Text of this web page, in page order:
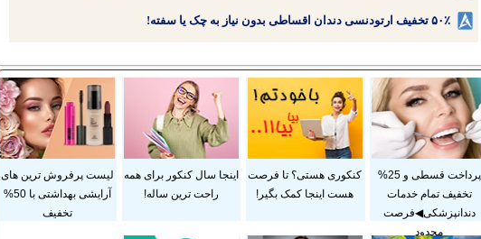
۵۰٪ تخفیف ارتودنسی دندان اقساطی بدون نیاز به چک یا سفته!
پرداخت قسطی و 25%
تخفیف تمام خدمات
دندانپزشکی◀فرصت
محدود
کنکوری هستی؟ تا فرصت
هست اینجا کمک بگیر!
اینجا سال کنکور برای همه
راحت ترین ساله!
لیست پرفروش ترین های
آرایشی بهداشتی با 50%
تخفیف